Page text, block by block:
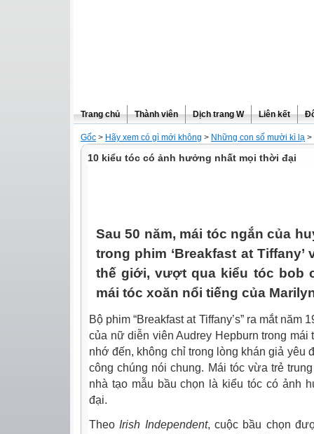
Trang chủ Thành viên Dịch trang W Liên kết
Gốc > Hãy xem có gì mới không > Những con số mười kì lạ >
10 kiểu tóc có ảnh hưởng nhất mọi thời đại
Sau 50 năm, mái tóc ngắn của
trong phim ‘Breakfast at
thế giới, vượt qua kiểu tóc bob
mái tóc xoăn nổi tiếng của
Bộ phim “Breakfast at Tiffany’s” ra mắt
của nữ diễn viên Audrey Hepburn trong
nhớ đến, không chỉ trong lòng khán giả yêu
công chúng nói chung. Mái tóc vừa trẻ
nhà tạo mẫu bầu chọn là kiểu tóc có ảnh
đại.
Theo Irish Independent, cuộc bầu chọn